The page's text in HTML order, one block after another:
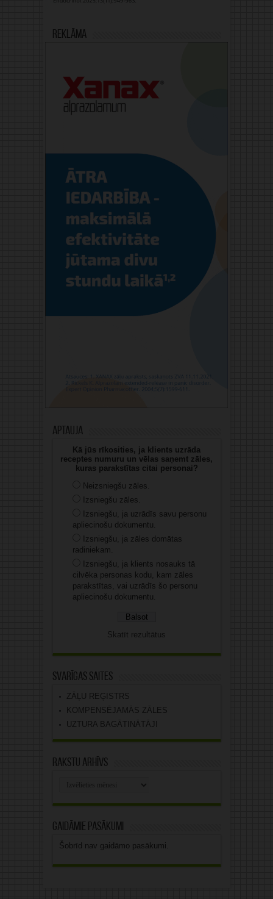
Reklāma
Aptauja
Kā jūs rīkosities, ja klients uzrāda
receptes numuru un vēlas saņemt zāles,
kuras parakstītas citai personai?
Neizsniegšu zāles.
Izsniegšu zāles.
Izsniegšu, ja uzrādīs savu personu
apliecinošu dokumentu.
Izsniegšu, ja zāles domātas
radiniekam.
Izsniegšu, ja klients nosauks tā
cilvēka personas kodu, kam zāles
parakstītas, vai uzrādīs šo personu
apliecinošu dokumentu.
Skatīt rezultātus
Svarīgas saites
ZĀĻU REĢISTRS
KOMPENSĒJAMĀS ZĀLES
UZTURA BAGĀTINĀTĀJI
Rakstu arhīvs
Gaidāmie pasākumi
Šobrīd nav gaidāmo pasākumi.